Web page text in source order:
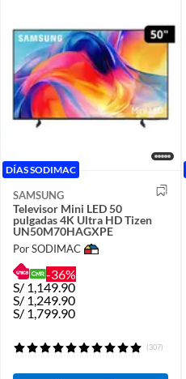
DÍAS SODIMAC
SAMSUNG
Televisor Mini LED 50
pulgadas 4K Ultra HD Tizen
UN50M70HAGXPE
Por SODIMAC
-36%
S/ 1,149.90
S/ 1,249.90
S/ 1,799.90
(307)